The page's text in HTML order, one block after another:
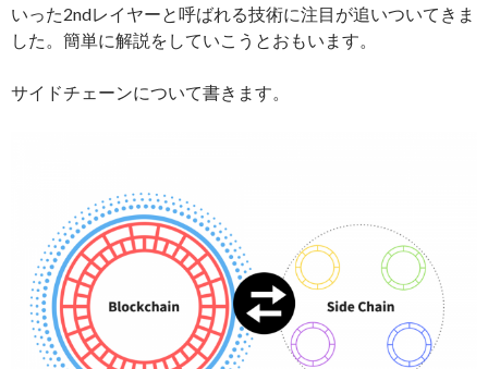
いった2ndレイヤーと呼ばれる技術に注目が追いついてきま
した。簡単に解説をしていこうとおもいます。
サイドチェーンについて書きます。